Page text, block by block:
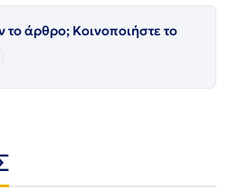
το άρθρο; Κοινοποιήστε το